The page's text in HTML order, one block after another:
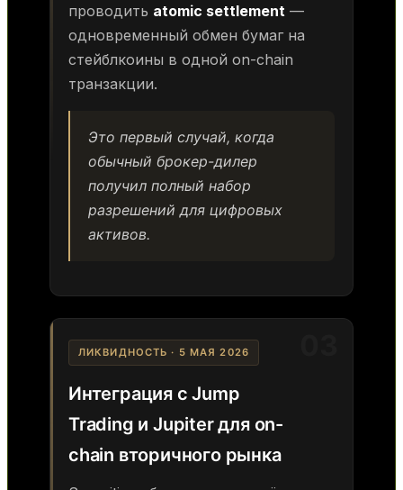
проводить atomic settlement —
одновременный обмен бумаг на
стейблкоины в одной on-chain
транзакции.
Это первый случай, когда
обычный брокер-дилер
получил полный набор
разрешений для цифровых
активов.
ЛИКВИДНОСТЬ · 5 МАЯ 2026
Интеграция с Jump
Trading и Jupiter для on-
chain вторичного рынка